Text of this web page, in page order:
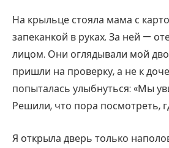
На крыльце стояла мама с
запеканкой в руках. За ней —
лицом. Они оглядывали мой
пришли на проверку, а не к
попыталась улыбнуться: «Мы
Решили, что пора посмотреть,
Я открыла дверь только